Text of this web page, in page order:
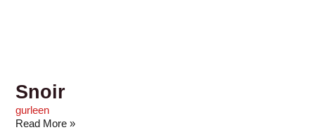
Snoir
gurleen
Read More »